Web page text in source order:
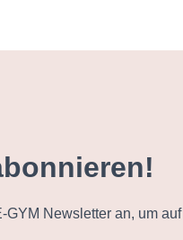
Newsletter an, um auf